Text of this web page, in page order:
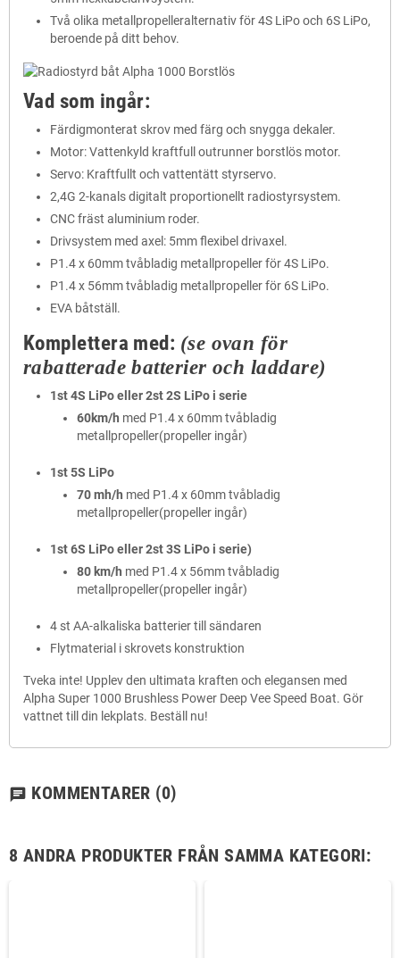
Två olika metallpropelleralternativ för 4S LiPo och 6S LiPo,
beroende på ditt behov.
Vad som ingår:
Färdigmonterat skrov med färg och snygga dekaler.
Motor: Vattenkyld kraftfull outrunner borstlös motor.
Servo: Kraftfullt och vattentätt styrservo.
2,4G 2-kanals digitalt proportionellt radiostyrsystem.
CNC fräst aluminium roder.
Drivsystem med axel: 5mm flexibel drivaxel.
P1.4 x 60mm tvåbladig metallpropeller för 4S LiPo.
P1.4 x 56mm tvåbladig metallpropeller för 6S LiPo.
EVA båtställ.
Komplettera med: (se ovan för
rabatterade batterier och laddare)
1st 4S LiPo eller 2st 2S LiPo i serie
60km/h med P1.4 x 60mm tvåbladig
metallpropeller(propeller ingår)
1st 5S LiPo
70 mh/h med P1.4 x 60mm tvåbladig
metallpropeller(propeller ingår)
1st 6S LiPo eller 2st 3S LiPo i serie)
80 km/h med P1.4 x 56mm tvåbladig
metallpropeller(propeller ingår)
4 st AA-alkaliska batterier till sändaren
Flytmaterial i skrovets konstruktion
Tveka inte! Upplev den ultimata kraften och elegansen med
Alpha Super 1000 Brushless Power Deep Vee Speed Boat. Gör
vattnet till din lekplats. Beställ nu!
chat KOMMENTARER (0)
8 ANDRA PRODUKTER FRÅN SAMMA KATEGORI: